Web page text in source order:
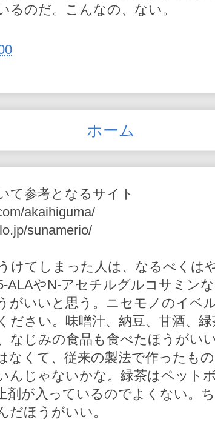
るのだ。こんなの、ない。
ホーム
て参考となるサイト
akaihiguma/
sunamerio/
けてしまった人は、なるべくは
ALAやN-アセチルグルコサミン
がいいと思う。ニセモノのイベ
ださい。味噌汁、納豆、甘酒、緑
なじみの食品も食べたほうがい
なくて、従来の製法で作ったも
んじゃないかな。緑茶はペット
剤が入っているのでよくない。
だほうがいい。